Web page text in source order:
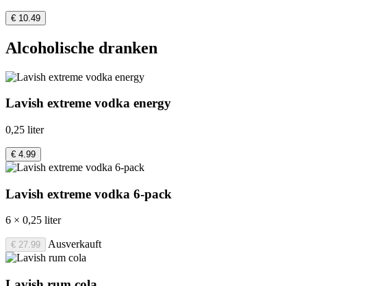
€ 10.49
Alcoholische dranken
Lavish extreme vodka energy
0,25 liter
€ 4.99
Lavish extreme vodka 6-pack
6 × 0,25 liter
€ 27.99 Ausverkauft